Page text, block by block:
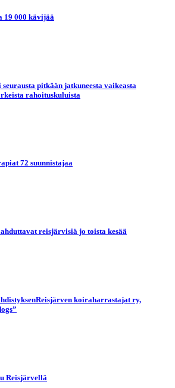
19 000 kävijää
pitkään jatkuneesta vaikeasta
rahoituskuluista
72 suunnistajaa
reisjärvisiä jo toista kesää
koiraharrastajat ry,
Reisjärvellä